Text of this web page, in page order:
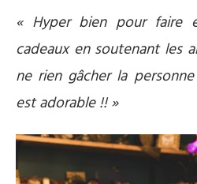
« Hyper bien pour faire
cadeaux en soutenant les
ne rien gâcher la
est adorable !! »